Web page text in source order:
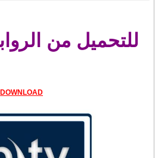
للتحميل من
DOWNLOAD